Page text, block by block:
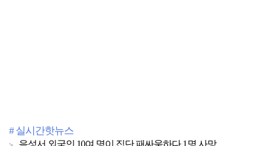
# 실시간핫뉴스